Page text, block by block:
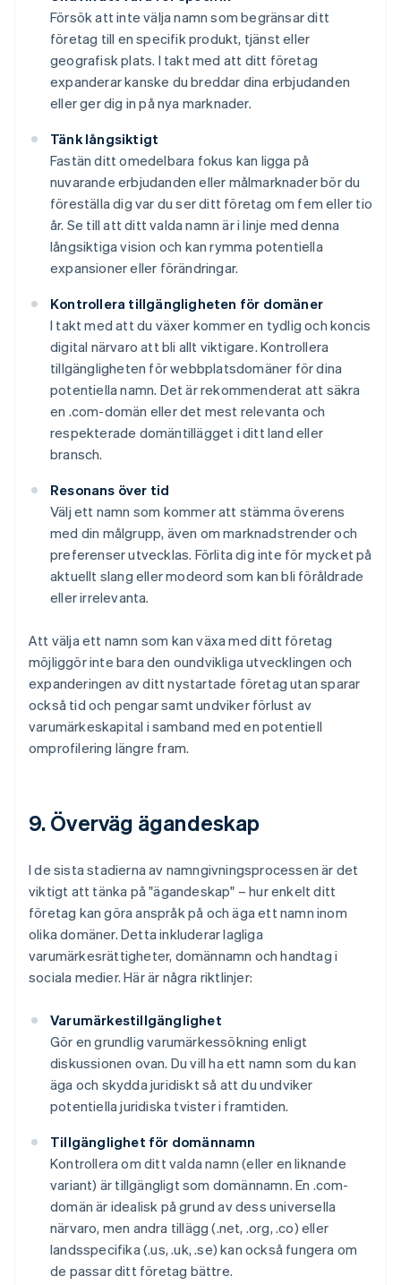
Försök att inte välja namn som begränsar ditt
företag till en specifik produkt, tjänst eller
geografisk plats. I takt med att ditt företag
expanderar kanske du breddar dina erbjudanden
eller ger dig in på nya marknader.
Tänk långsiktigt
Fastän ditt omedelbara fokus kan ligga på
nuvarande erbjudanden eller målmarknader bör du
föreställa dig var du ser ditt företag om fem eller tio
år. Se till att ditt valda namn är i linje med denna
långsiktiga vision och kan rymma potentiella
expansioner eller förändringar.
Kontrollera tillgängligheten för domäner
I takt med att du växer kommer en tydlig och koncis
digital närvaro att bli allt viktigare. Kontrollera
tillgängligheten för webbplatsdomäner för dina
potentiella namn. Det är rekommenderat att säkra
en .com-domän eller det mest relevanta och
respekterade domäntillägget i ditt land eller
bransch.
Resonans över tid
Välj ett namn som kommer att stämma överens
med din målgrupp, även om marknadstrender och
preferenser utvecklas. Förlita dig inte för mycket på
aktuellt slang eller modeord som kan bli föråldrade
eller irrelevanta.
Att välja ett namn som kan växa med ditt företag
möjliggör inte bara den oundvikliga utvecklingen och
expanderingen av ditt nystartade företag utan sparar
också tid och pengar samt undviker förlust av
varumärkeskapital i samband med en potentiell
omprofilering längre fram.
9. Överväg ägandeskap
I de sista stadierna av namngivningsprocessen är det
viktigt att tänka på "ägandeskap" – hur enkelt ditt
företag kan göra anspråk på och äga ett namn inom
olika domäner. Detta inkluderar lagliga
varumärkesrättigheter, domännamn och handtag i
sociala medier. Här är några riktlinjer:
Varumärkestillgänglighet
Gör en grundlig varumärkessökning enligt
diskussionen ovan. Du vill ha ett namn som du kan
äga och skydda juridiskt så att du undviker
potentiella juridiska tvister i framtiden.
Tillgänglighet för domännamn
Kontrollera om ditt valda namn (eller en liknande
variant) är tillgängligt som domännamn. En .com-
domän är idealisk på grund av dess universella
närvaro, men andra tillägg (.net, .org, .co) eller
landsspecifika (.us, .uk, .se) kan också fungera om
de passar ditt företag bättre.